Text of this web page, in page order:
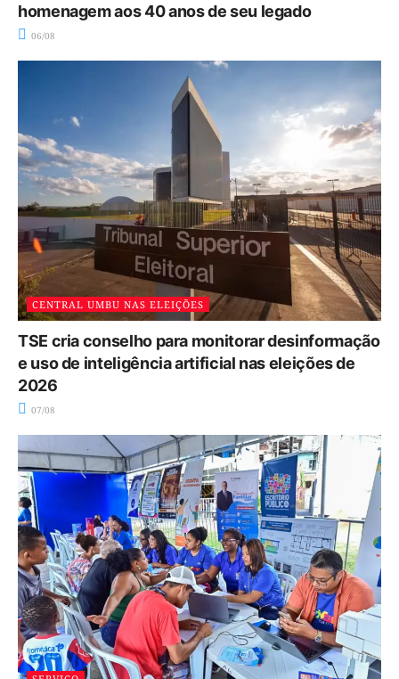
homenagem aos 40 anos de seu legado
06/08
CENTRAL UMBU NAS ELEIÇÕES
TSE cria conselho para monitorar desinformação
e uso de inteligência artificial nas eleições de
2026
07/08